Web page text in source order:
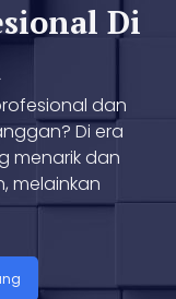
Di
dan
Di era
menarik dan
melainkan